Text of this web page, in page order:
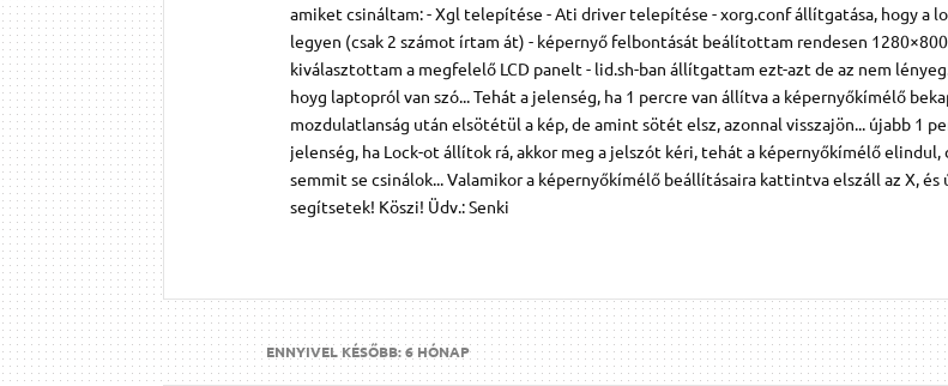
amiket csináltam: - Xgl telepítése - Ati driver telepítése - xorg.conf állítgatása, hogy a
legyen (csak 2 számot írtam át) - képernyő felbontását beálítottam rendesen
kiválasztottam a megfelelő LCD panelt - lid.sh-ban állítgattam ezt-azt de az nem
hoyg laptopról van szó... Tehát a jelenség, ha 1 percre van állítva a képernyőkímélő
mozdulatlanság után elsötétül a kép, de amint sötét elsz, azonnal visszajön... újabb 1
jelenség, ha Lock-ot állítok rá, akkor meg a jelszót kéri, tehát a képernyőkímélő elindul,
semmit se csinálok... Valamikor a képernyőkímélő beállításaira kattintva elszáll az X, és
segítsetek! Köszi! Üdv.: Senki
ENNYIVEL KÉSŐBB:6 HÓNAP